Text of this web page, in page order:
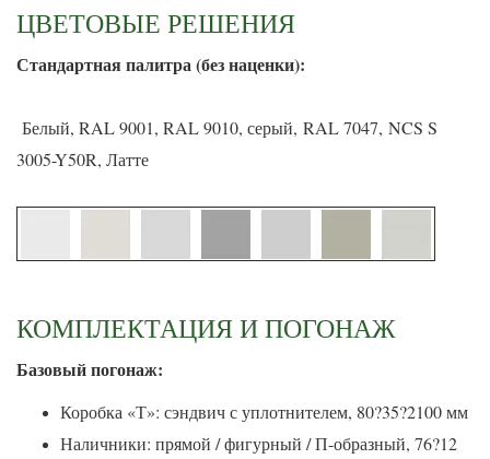
ЦВЕТОВЫЕ РЕШЕНИЯ
Стандартная палитра (без наценки):
Белый, RAL 9001, RAL 9010, серый, RAL 7047, NCS S
3005-Y50R, Латте
КОМПЛЕКТАЦИЯ И ПОГОНАЖ
Базовый погонаж:
Коробка «Т»: сэндвич с уплотнителем, 80?35?2100 мм
Наличники: прямой / фигурный / П-образный, 76?12